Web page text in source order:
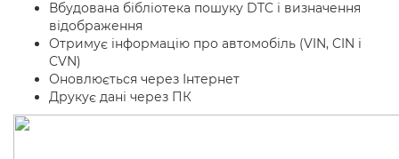
Вбудована бібліотека пошуку DTC і визначення
відображення
Отримує інформацію про автомобіль (VIN, CIN і
CVN)
Оновлюється через Інтернет
Друкує дані через ПК